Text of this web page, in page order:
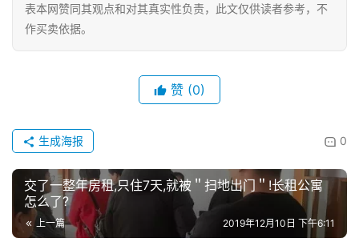
婴
亲
子
时
尚
健
康
资
表本网赞同其观点和对其真实性负责，此文仅供读者参考，不
作买卖依据。
赞 (0)
0
生成海报
交了一整年房租,只住7天,就被＂扫地出门＂!长租公寓
怎么了?
上一篇 2019年12月10日 下午6:11